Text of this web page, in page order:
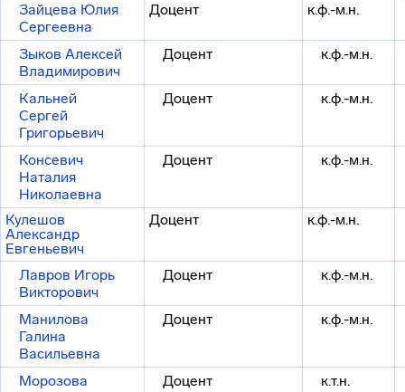
Зайцева Юлия
Сергеевна
Доцент к.ф.-м.н.
Зыков Алексей
Владимирович
Доцент к.ф.-м.н.
Кальней
Сергей
Григорьевич
Доцент к.ф.-м.н.
Консевич
Наталия
Николаевна
Доцент к.ф.-м.н.
Кулешов
Александр
Евгеньевич
Доцент к.ф.-м.н.
Лавров Игорь
Викторович
Доцент к.ф.-м.н.
Манилова
Галина
Васильевна
Доцент к.ф.-м.н.
Морозова
Доцент к.т.н.